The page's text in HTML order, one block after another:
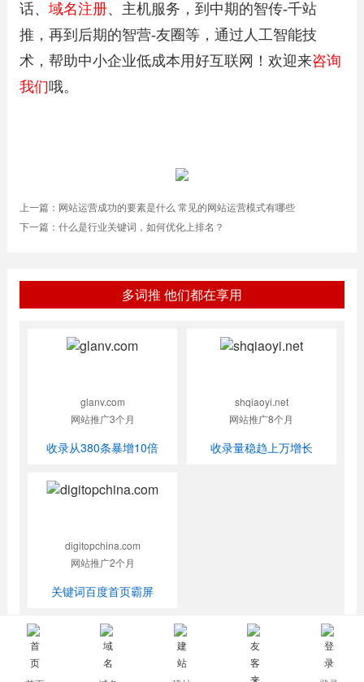
话、 域名注册、主机服务，到中期的智传-千站
推，再到后期的智营-友圈等，通过人工智能技
术，帮助中小企业低成本用好互联网！欢迎来咨询
我们哦。
上一篇： 网站运营成功的要素是什么 常见的网站运营模式有哪些
下一篇： 什么是行业关键词，如何优化上排名？
多词推 他们都在享用
glanv.com
网站推广3个月
收录从380条暴增10倍
shqiaoyi.net
网站推广8个月
收录量稳趋上万增长
digitopchina.com
网站推广2个月
关键词百度首页霸屏
我要推广